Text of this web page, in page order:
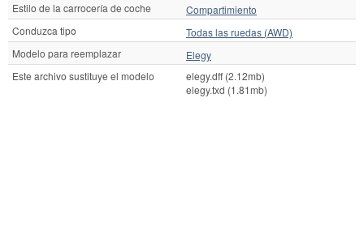
Estilo de la carrocería de coche
Compartimiento
Conduzca tipo
Todas las ruedas (AWD)
Modelo para reemplazar
Elegy
Este archivo sustituye el modelo
elegy.dff (2.12mb)
elegy.txd (1.81mb)